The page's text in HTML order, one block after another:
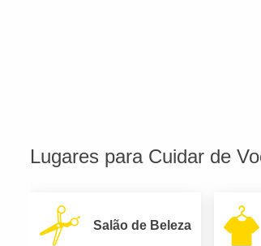
Lugares para Cuidar de
Salão de Beleza